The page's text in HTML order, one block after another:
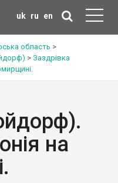
uk ru en
область >
> Заздрівка
на